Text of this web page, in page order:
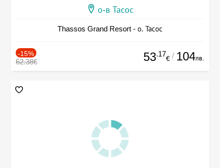
о-в Тасос
Thassos Grand Resort - о. Тасос
-15%
62.38€ 53.17
€ / 104лв.